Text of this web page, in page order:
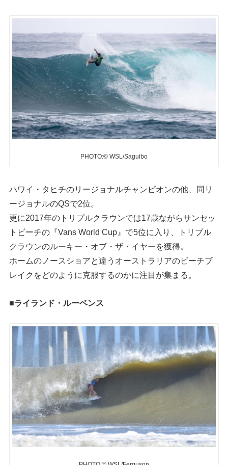
PHOTO:© WSL/Saguibo
ハワイ・タヒチのリージョナルチャンピオンの他、同リ
ージョナルのQSで2位。
更に2017年のトリプルクラウンでは17歳ながらサンセッ
トビーチの『Vans World Cup』で5位に入り、トリプル
クラウンのルーキー・オブ・ザ・イヤーを獲得。
ホームのノースショアと違うオーストラリアのビーチブ
レイクをどのように克服するのかに注目が集まる。
■ライランド・ルーベンス